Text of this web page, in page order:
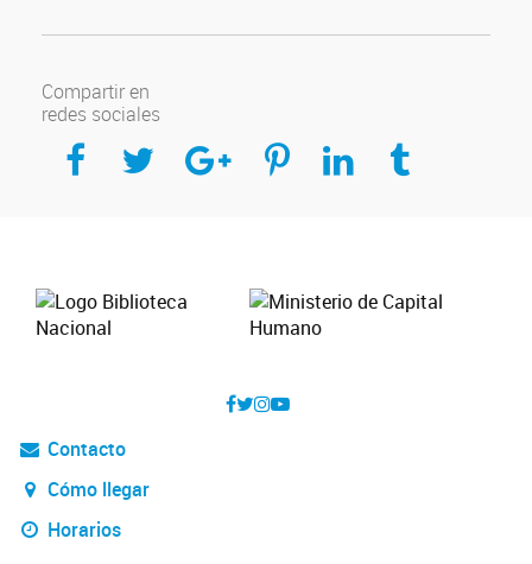
Compartir en
redes sociales
Compartir en Facebook Compartir en Twitter Compartir en Google Plus Compartir en Pinterest Compartir en Linkedin Compartir en Tumblr
Contacto
Cómo llegar
Horarios